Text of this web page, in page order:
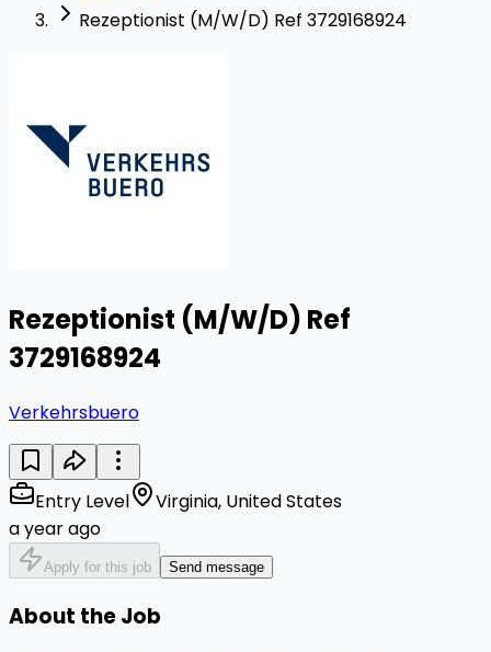
Rezeptionist (M/W/D) Ref 3729168924
Rezeptionist (M/W/D) Ref
3729168924
Verkehrsbuero
Entry Level
Virginia, United States
a year ago
Apply for this job Send message
About the Job